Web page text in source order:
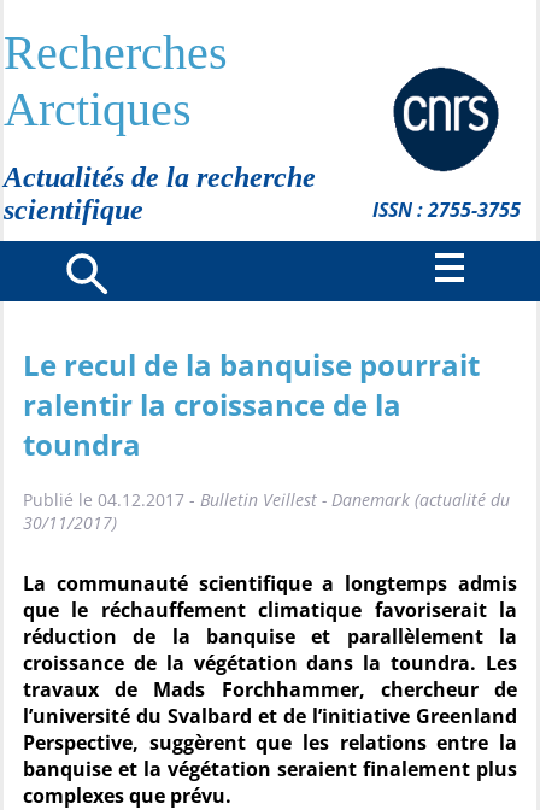
Recherches
Arctiques
Actualités de la recherche
scientifique
ISSN : 2755-3755
Le recul de la banquise pourrait
ralentir la croissance de la
toundra
Publié le 04.12.2017 - Bulletin Veillest - Danemark (actualité du
30/11/2017)
La communauté scientifique a longtemps admis
que le réchauffement climatique favoriserait la
réduction de la banquise et parallèlement la
croissance de la végétation dans la toundra. Les
travaux de Mads Forchhammer, chercheur de
l’université du Svalbard et de l’initiative Greenland
Perspective, suggèrent que les relations entre la
banquise et la végétation seraient finalement plus
complexes que prévu.